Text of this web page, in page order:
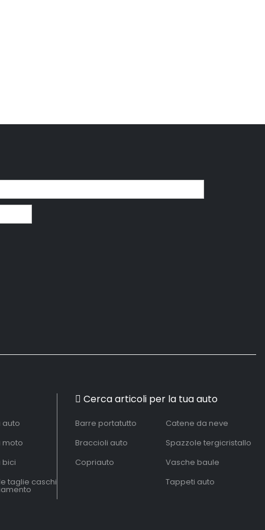
auto
moto
bici
taglie caschi
Cerca articoli per la tua auto
Barre portatutto
Braccioli auto
Copriauto
Catene da neve
Spazzole tergicristallo
Vasche baule
Tappeti auto